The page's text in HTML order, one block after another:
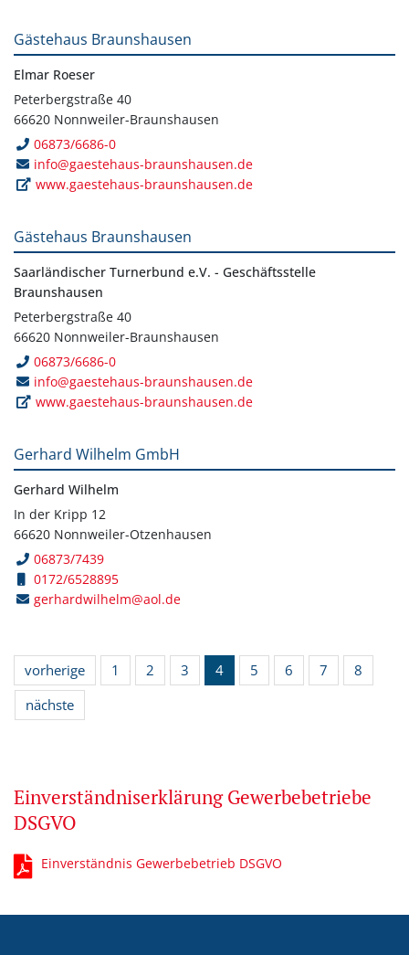
Gästehaus Braunshausen
Elmar Roeser
Peterbergstraße 40
66620 Nonnweiler-Braunshausen
06873/6686-0
info@gaestehaus-braunshausen.de
www.gaestehaus-braunshausen.de
Gästehaus Braunshausen
Saarländischer Turnerbund e.V. - Geschäftsstelle
Braunshausen
Peterbergstraße 40
66620 Nonnweiler-Braunshausen
06873/6686-0
info@gaestehaus-braunshausen.de
www.gaestehaus-braunshausen.de
Gerhard Wilhelm GmbH
Gerhard Wilhelm
In der Kripp 12
66620 Nonnweiler-Otzenhausen
06873/7439
0172/6528895
gerhardwilhelm@aol.de
vorherige 1 2 3 4 5 6 7
8
nächste
Einverständniserklärung Gewerbebetriebe
DSGVO
Einverständnis Gewerbebetrieb DSGVO